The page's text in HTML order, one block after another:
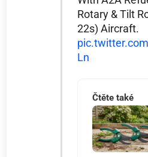
Rotary & Tilt
22s) Aircraft.
Ln
Čtěte také